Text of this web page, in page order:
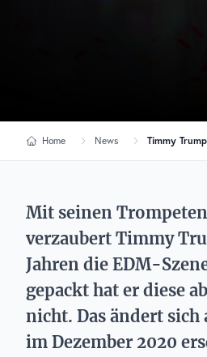
Home News
Mit seinen
verzaubert Timmy
Jahren die EDM-
gepackt hat er diese
nicht. Das ändert sich
im Dezember 2020